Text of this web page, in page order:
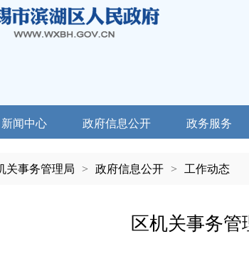
新闻中心 政府信息公开 政务服务
关事务管理局 > 政府信息公开 > 工作动态
区机关事务